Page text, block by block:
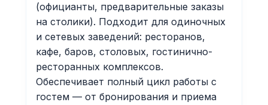
(официанты, предварительные заказы
на столики). Подходит для одиночных
и сетевых заведений: ресторанов,
кафе, баров, столовых, гостинично-
ресторанных комплексов.
Обеспечивает полный цикл работы с
гостем — от бронирования и приема